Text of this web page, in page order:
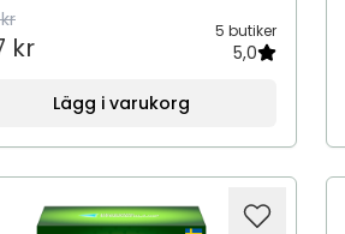
kr
5 butiker
5,0
Lägg i varukorg